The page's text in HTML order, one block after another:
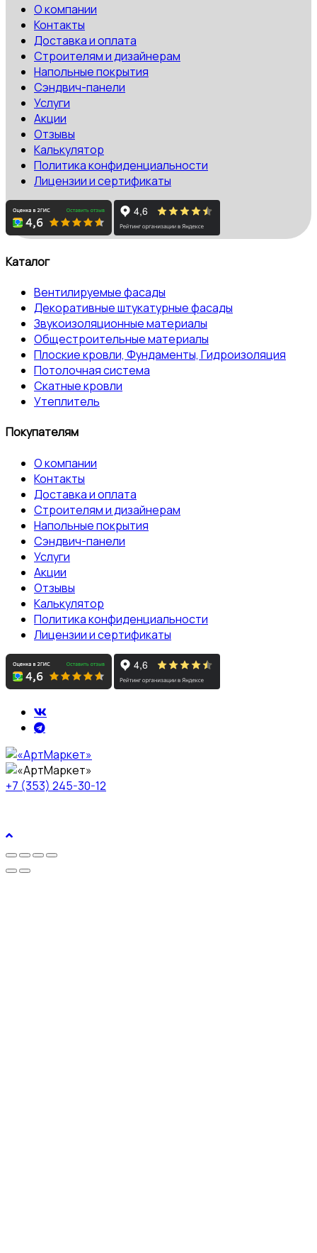
О компании
Контакты
Доставка и оплата
Строителям и дизайнерам
Напольные покрытия
Сэндвич-панели
Услуги
Акции
Отзывы
Калькулятор
Политика конфиденциальности
Лицензии и сертификаты
Каталог
Вентилируемые фасады
Декоративные штукатурные фасады
Звукоизоляционные материалы
Общестроительные материалы
Плоские кровли, Фундаменты, Гидроизоляция
Потолочная система
Скатные кровли
Утеплитель
Покупателям
О компании
Контакты
Доставка и оплата
Строителям и дизайнерам
Напольные покрытия
Сэндвич-панели
Услуги
Акции
Отзывы
Калькулятор
Политика конфиденциальности
Лицензии и сертификаты
+7 (353) 245-30-12